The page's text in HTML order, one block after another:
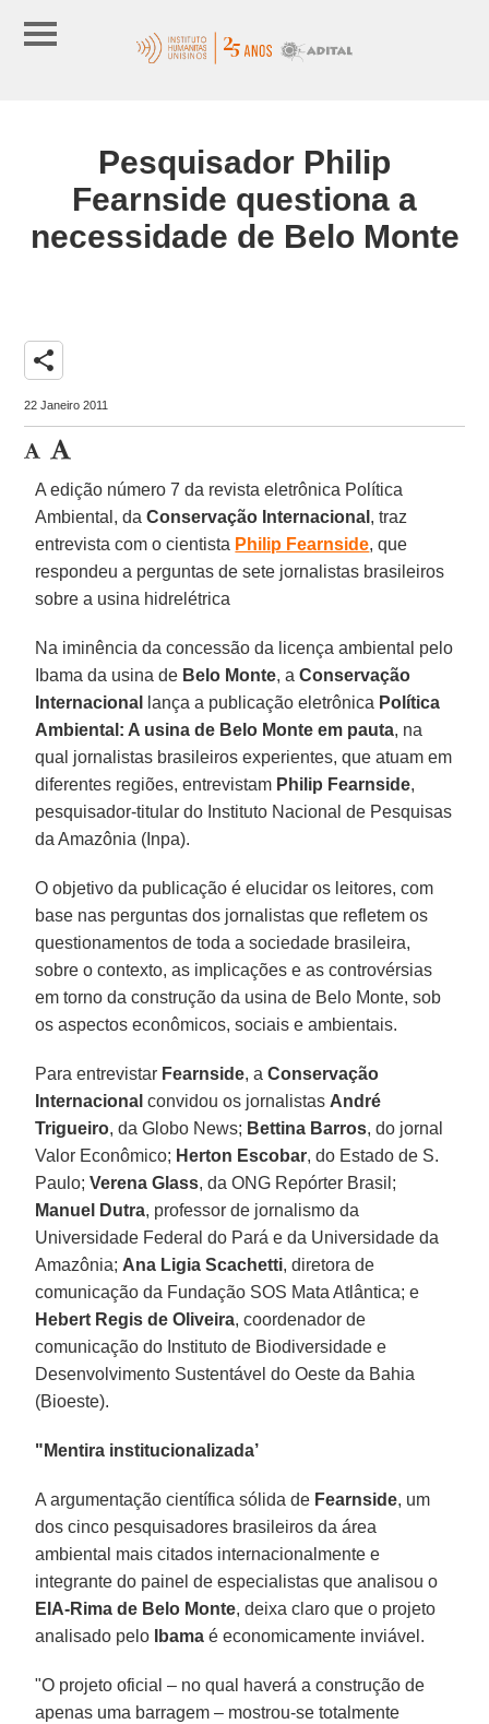
Pesquisador Philip
Fearnside questiona a
necessidade de Belo Monte
share
22 Janeiro 2011
A edição número 7 da revista eletrônica Política
Ambiental, daConservação Internacional , traz
entrevista com o cientista Philip Fearnside, que
respondeu a perguntas de sete jornalistas brasileiros
sobre a usina hidrelétrica
Na iminência da concessão da licença ambiental pelo
Ibama da usina de Belo Monte, aConservação
Internacional
lança a publicação eletrônica Política
Ambiental: A usina de Belo Monte em pauta, na
qual jornalistas brasileiros experientes, que atuam em
diferentes regiões, entrevistam Philip Fearnside,
pesquisador-titular do Instituto Nacional de Pesquisas
da Amazônia (Inpa).
O objetivo da publicação é elucidar os leitores, com
base nas perguntas dos jornalistas que refletem os
questionamentos de toda a sociedade brasileira,
sobre o contexto, as implicações e as controvérsias
em torno da construção da usina de Belo Monte, sob
os aspectos econômicos, sociais e ambientais.
Para entrevistar Fearnside, aConservação
Internacional convidou os jornalistas André
Trigueiro, da Globo News; Bettina Barros, do jornal
Valor Econômico; Herton Escobar, do Estado de S.
Paulo;Verena Glass, da ONG Repórter Brasil;
Manuel Dutra, professor de jornalismo da
Universidade Federal do Pará e da Universidade da
Amazônia; Ana Ligia Scachetti, diretora de
comunicação da Fundação SOS Mata Atlântica; e
Hebert Regis de Oliveira, coordenador de
comunicação do Instituto de Biodiversidade e
Desenvolvimento Sustentável do Oeste da Bahia
(Bioeste).
"Mentira institucionalizada’
A argumentação científica sólida de Fearnside, um
dos cinco pesquisadores brasileiros da área
ambiental mais citados internacionalmente e
integrante do painel de especialistas que analisou o
EIA-Rima de Belo Monte, deixa claro que o projeto
analisado pelo
Ibama é economicamente inviável.
"O projeto oficial – no qual haverá a construção de
apenas uma barragem – mostrou-se totalmente